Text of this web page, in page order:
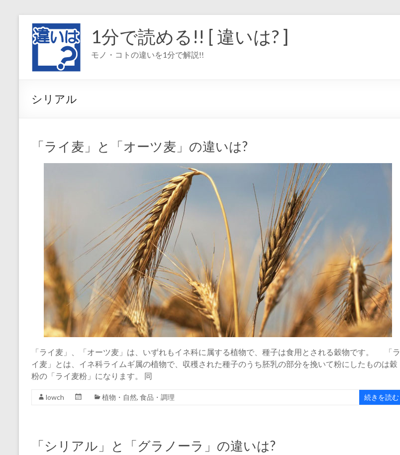
1分で読める!! [ 違いは? ]
モノ・コトの違いを1分で解説!!
シリアル
「ライ麦」と「オーツ麦」の違いは?
「ライ麦」、「オーツ麦」は、いずれもイネ科に属する植物で、種子は食用とされる穀物です。 「ラ
イ麦」とは、イネ科ライムギ属の植物で、収穫された種子のうち胚乳の部分を挽いて粉にしたものは穀
粉の「ライ麦粉」になります。 同
lowch 植物・自然, 食品・調理 続きを読む
「シリアル」と「グラノーラ」の違いは?